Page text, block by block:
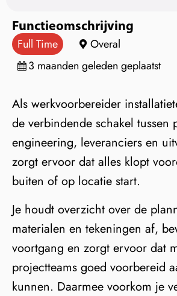
Functieomschrijving
Full Time
Overal
3 maanden geleden geplaatst
Als werkvoorbereider
de verbindende schakel tussen
engineering, leveranciers en
zorgt ervoor dat alles klopt
buiten of op locatie start.
Je houdt overzicht over de
materialen en tekeningen af,
voortgang en zorgt ervoor dat
projectteams goed voorbereid
kunnen. Daarmee voorkom je